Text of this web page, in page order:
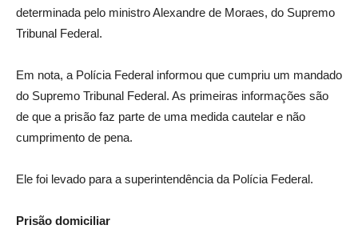
determinada pelo ministro Alexandre de Moraes, do Supremo
Tribunal Federal.
Em nota, a Polícia Federal informou que cumpriu um mandado
do Supremo Tribunal Federal. As primeiras informações são
de que a prisão faz parte de uma medida cautelar e não
cumprimento de pena.
Ele foi levado para a superintendência da Polícia Federal.
Prisão domiciliar